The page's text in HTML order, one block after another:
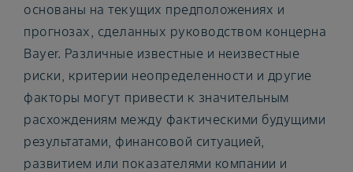
основаны на текущих предположениях и
прогнозах, сделанных руководством концерна
Bayer. Различные известные и неизвестные
риски, критерии неопределенности и другие
факторы могут привести к значительным
расхождениям между фактическими будущими
результатами, финансовой ситуацией,
развитием или показателями компании и